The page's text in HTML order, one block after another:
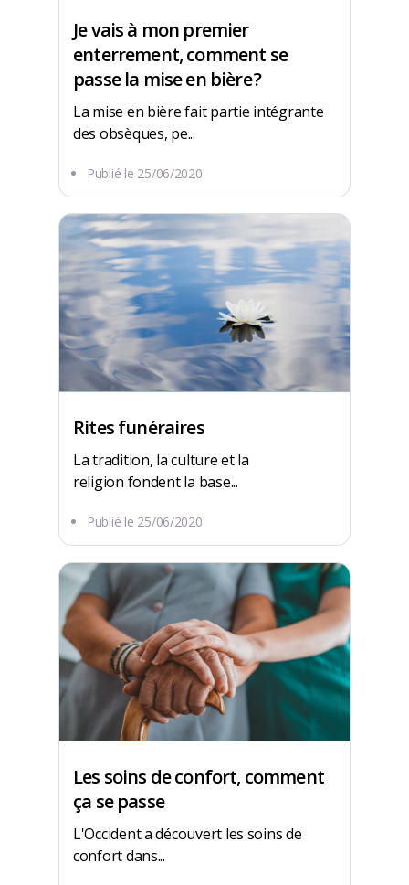
Je vais à mon premier
enterrement, comment se
passe la mise en bière ?
La mise en bière fait partie intégrante
des obsèques, pe...
Publié le 25/06/2020
Rites funéraires
La tradition, la culture et la
religion fondent la base...
Publié le 25/06/2020
Les soins de confort, comment
ça se passe
L'Occident a découvert les soins de
confort dans...